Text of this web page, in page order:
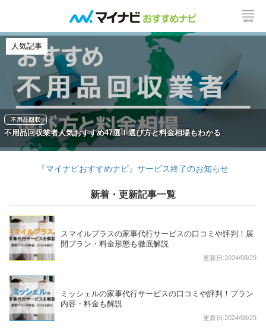
不用品回収
不用品回収業者人気おすすめ47選！選び方と料金相場もわかる
人気記事
『マイナビおすすめナビ』サービス終了のお知らせ
新着・更新記事一覧
スマイルプラスの家事代行サービスの口コミや評判！展
開プラン・料金形態も徹底解説
更新日:2024/08/29
ミッシェルの家事代行サービスの口コミや評判！プラン
内容・料金も解説
更新日:2024/08/29